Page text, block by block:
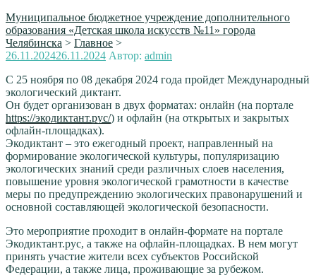
Муниципальное бюджетное учреждение дополнительного
образования «Детская школа искусств №11» города
Челябинска > Главное >
Опубликовано
26.11.202426.11.2024 Автор: admin
С 25 ноября по 08 декабря 2024 года пройдет Международный
экологический диктант.
Он будет организован в двух форматах: онлайн (на портале
https://экодиктант.рус/) и офлайн (на открытых и закрытых
офлайн-площадках).
Экодиктант – это ежегодный проект, направленный на
формирование экологической культуры, популяризацию
экологических знаний среди различных слоев населения,
повышение уровня экологической грамотности в качестве
меры по предупреждению экологических правонарушений и
основной составляющей экологической безопасности.
Это мероприятие проходит в онлайн-формате на портале
Экодиктант.рус, а также на офлайн-площадках. В нем могут
принять участие жители всех субъектов Российской
Федерации, а также лица, проживающие за рубежом.